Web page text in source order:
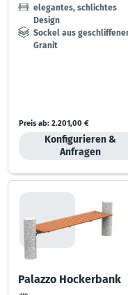
elegantes, schlichtes
Design
Sockel aus
Granit
Preis ab:2.201,00 €
Konfigurieren &
Anfragen
Palazzo Hockerbank